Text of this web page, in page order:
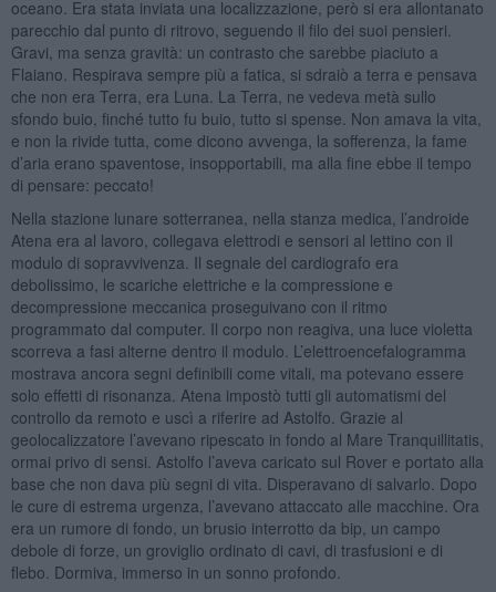
oceano. Era stata inviata una localizzazione, però si era allontanato
parecchio dal punto di ritrovo, seguendo il filo dei suoi pensieri.
Gravi, ma senza gravità: un contrasto che sarebbe piaciuto a
Flaiano. Respirava sempre più a fatica, si sdraiò a terra e pensava
che non era Terra, era Luna. La Terra, ne vedeva metà sullo
sfondo buio, finché tutto fu buio, tutto si spense. Non amava la vita,
e non la rivide tutta, come dicono avvenga, la sofferenza, la fame
d’aria erano spaventose, insopportabili, ma alla fine ebbe il tempo
di pensare: peccato!
Nella stazione lunare sotterranea, nella stanza medica, l’androide
Atena era al lavoro, collegava elettrodi e sensori al lettino con il
modulo di sopravvivenza. Il segnale del cardiografo era
debolissimo, le scariche elettriche e la compressione e
decompressione meccanica proseguivano con il ritmo
programmato dal computer. Il corpo non reagiva, una luce violetta
scorreva a fasi alterne dentro il modulo. L’elettroencefalogramma
mostrava ancora segni definibili come vitali, ma potevano essere
solo effetti di risonanza. Atena impostò tutti gli automatismi del
controllo da remoto e uscì a riferire ad Astolfo. Grazie al
geolocalizzatore l’avevano ripescato in fondo al Mare Tranquillitatis,
ormai privo di sensi. Astolfo l’aveva caricato sul Rover e portato alla
base che non dava più segni di vita. Disperavano di salvarlo. Dopo
le cure di estrema urgenza, l’avevano attaccato alle macchine. Ora
era un rumore di fondo, un brusio interrotto da bip, un campo
debole di forze, un groviglio ordinato di cavi, di trasfusioni e di
flebo. Dormiva, immerso in un sonno profondo.